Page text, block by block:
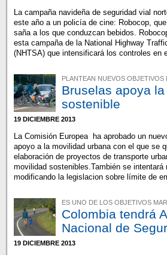
La campaña navideña de seguridad vial
este año a un policía de cine: Robocop,
saña a los que conduzcan bebidos.
esta campaña de la National Highway
(NHTSA) que intensificará los controles en
PLANTEAN NUEVOS OBJETIVOS
Bruselas apoya
sostenible
19 DICIEMBRE 2013
La Comisión Europea ha aprobado un
apoyo a la movilidad urbana con el que se
elaboración de proyectos de transporte
movilidad sostenibles.También se intentará
modificando la legislacion sobre límite de
ES UNO DE LOS OBJETIVOS
Colombia tendrá
Nacional de
19 DICIEMBRE 2013